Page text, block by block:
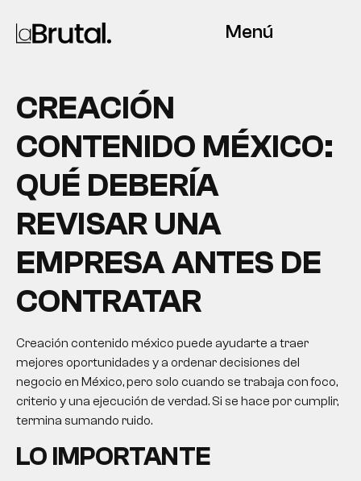
Menú
CREACIÓN
CONTENIDO MÉXICO:
QUÉ DEBERÍA
REVISAR UNA
EMPRESA ANTES DE
CONTRATAR
Creación contenido méxico puede ayudarte a traer
mejores oportunidades y a ordenar decisiones del
negocio en México, pero solo cuando se trabaja con foco,
criterio y una ejecución de verdad. Si se hace por cumplir,
termina sumando ruido.
LO IMPORTANTE